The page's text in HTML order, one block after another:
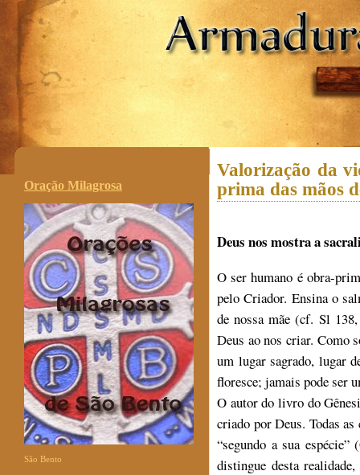
.
Oração Milagrosa
São Bento
Valorização da
prima das mãos
Deus nos mostra a
O ser humano é obra-
pelo Criador. Ensina o
de nossa mãe (cf. Sl
Deus ao nos criar. Como
um lugar sagrado, lugar
floresce; jamais pode ser
O autor do livro do
criado por Deus. Todas
“segundo a sua
distingue desta